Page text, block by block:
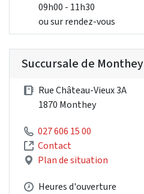
09h00 - 11h30
ou sur rendez-vous
Succursale de Monthey
Rue Château-Vieux 3A
1870 Monthey
027 606 15 00
Contact
Plan de situation
Heures d'ouverture